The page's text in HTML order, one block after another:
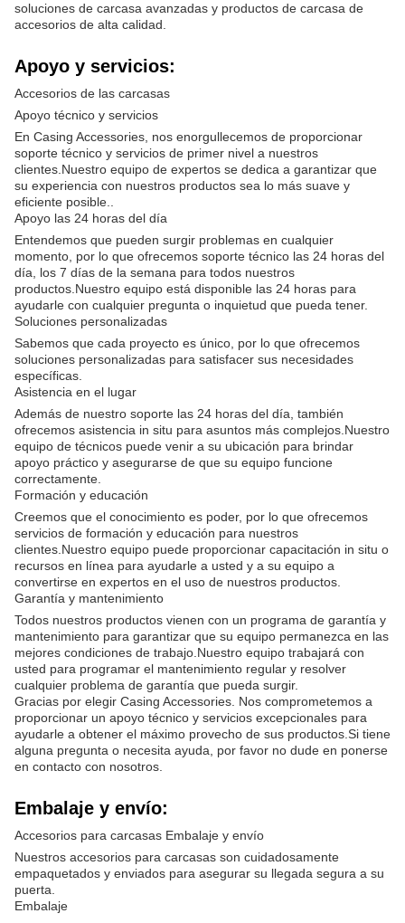
soluciones de carcasa avanzadas y productos de carcasa de
accesorios de alta calidad.
Apoyo y servicios:
Accesorios de las carcasas
Apoyo técnico y servicios
En Casing Accessories, nos enorgullecemos de proporcionar
soporte técnico y servicios de primer nivel a nuestros
clientes.Nuestro equipo de expertos se dedica a garantizar que
su experiencia con nuestros productos sea lo más suave y
eficiente posible..
Apoyo las 24 horas del día
Entendemos que pueden surgir problemas en cualquier
momento, por lo que ofrecemos soporte técnico las 24 horas del
día, los 7 días de la semana para todos nuestros
productos.Nuestro equipo está disponible las 24 horas para
ayudarle con cualquier pregunta o inquietud que pueda tener.
Soluciones personalizadas
Sabemos que cada proyecto es único, por lo que ofrecemos
soluciones personalizadas para satisfacer sus necesidades
específicas.
Asistencia en el lugar
Además de nuestro soporte las 24 horas del día, también
ofrecemos asistencia in situ para asuntos más complejos.Nuestro
equipo de técnicos puede venir a su ubicación para brindar
apoyo práctico y asegurarse de que su equipo funcione
correctamente.
Formación y educación
Creemos que el conocimiento es poder, por lo que ofrecemos
servicios de formación y educación para nuestros
clientes.Nuestro equipo puede proporcionar capacitación in situ o
recursos en línea para ayudarle a usted y a su equipo a
convertirse en expertos en el uso de nuestros productos.
Garantía y mantenimiento
Todos nuestros productos vienen con un programa de garantía y
mantenimiento para garantizar que su equipo permanezca en las
mejores condiciones de trabajo.Nuestro equipo trabajará con
usted para programar el mantenimiento regular y resolver
cualquier problema de garantía que pueda surgir.
Gracias por elegir Casing Accessories. Nos comprometemos a
proporcionar un apoyo técnico y servicios excepcionales para
ayudarle a obtener el máximo provecho de sus productos.Si tiene
alguna pregunta o necesita ayuda, por favor no dude en ponerse
en contacto con nosotros.
Embalaje y envío:
Accesorios para carcasas Embalaje y envío
Nuestros accesorios para carcasas son cuidadosamente
empaquetados y enviados para asegurar su llegada segura a su
puerta.
Embalaje